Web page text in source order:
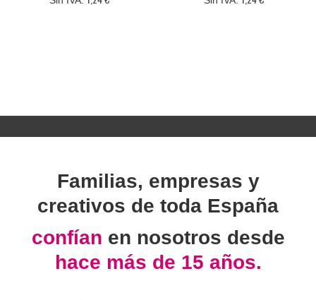
Familias, empresas y
creativos de toda España
confían en nosotros desde
hace más de 15 años.